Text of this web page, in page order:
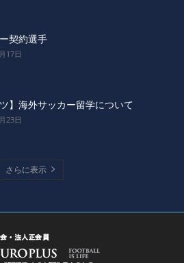
契約選手
17日
ツ】海外サッカー留学について
23日
さらに表示